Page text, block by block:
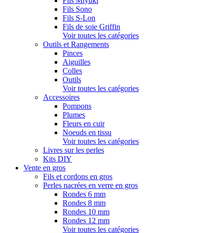
Fils Sono
Fils S-Lon
Fils de soie Griffin
Voir toutes les catégories
Outils et Rangements
Pinces
Aiguilles
Colles
Outils
Voir toutes les catégories
Accessoires
Pompons
Plumes
Fleurs en cuir
Noeuds en tissu
Voir toutes les catégories
Livres sur les perles
Kits DIY
Vente en gros
Fils et cordons en gros
Perles nacrées en verre en gros
Rondes 6 mm
Rondes 8 mm
Rondes 10 mm
Rondes 12 mm
Voir toutes les catégories